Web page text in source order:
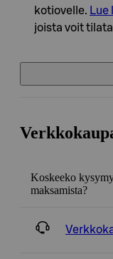
kotiovelle. Lue
joista voit
Koskeeko
maksamista?